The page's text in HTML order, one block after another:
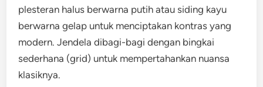
plesteran halus berwarna putih atau siding kayu
berwarna gelap untuk menciptakan kontras yang
modern. Jendela dibagi-bagi dengan bingkai
sederhana (grid) untuk mempertahankan nuansa
klasiknya.